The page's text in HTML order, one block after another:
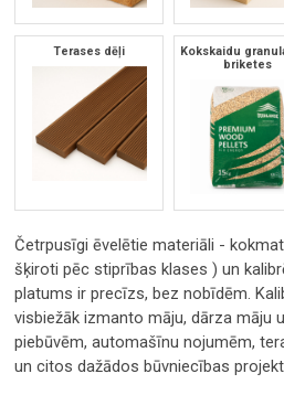
Terases dēļi
Kokskaidu
briketes
Četrpusīgi ēvelētie materiāli -
šķiroti pēc stiprības klases ) un
platums ir precīzs, bez nobīdēm.
visbiežāk izmanto māju, dārza māju
piebūvēm, automašīnu nojumēm,
un citos dažādos būvniecības